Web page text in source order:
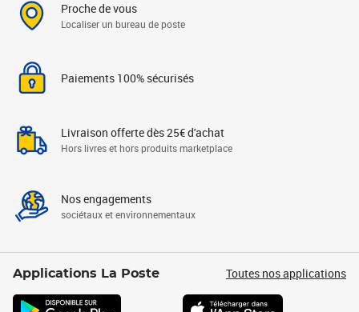
Proche de vous
Localiser un bureau de poste
Paiements 100% sécurisés
Livraison offerte dès 25€ d'achat
Hors livres et hors produits marketplace
Nos engagements
sociétaux et environnementaux
Applications La Poste Toutes nos applications